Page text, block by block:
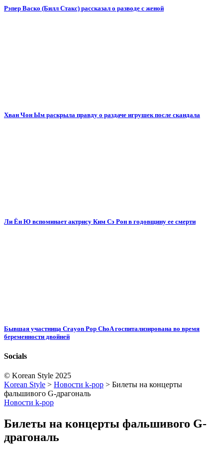
Рэпер Васко (Билл Стакс) рассказал о разводе с женой
Хван Чон Ым раскрыла правду о раздаче игрушек после скандала
Ли Ён Ю вспоминает актрису Ким Сэ Рон в годовщину ее смерти
Бывшая участница Crayon Pop ChoA госпитализирована во время
беременности двойней
Socials
© Korean Style 2025
Korean Style > Новости k-pop > Билеты на концерты
фальшивого G-драгональ
Новости k-pop
Билеты на концерты фальшивого G-
драгональ